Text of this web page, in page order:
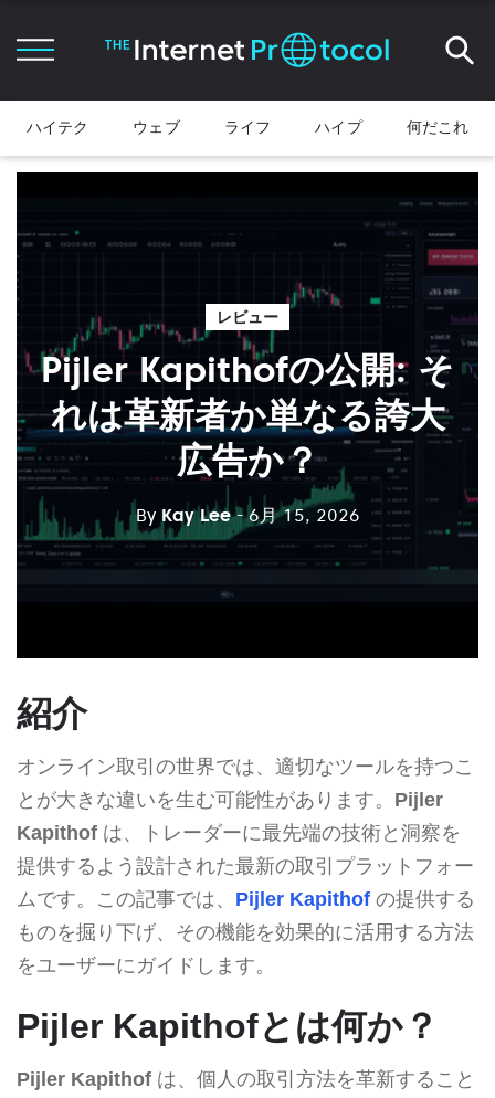
ハイテク ウェブ ライフ ハイプ 何だこれ
レビュー
Pijler Kapithofの公開: そ
れは革新者か単なる誇大
広告か？
By Kay Lee - 6月 15, 2026
紹介
オンライン取引の世界では、適切なツールを持つこ
とが大きな違いを生む可能性があります。 Pijler
Kapithof は、トレーダーに最先端の技術と洞察を
提供するよう設計された最新の取引プラットフォー
ムです。この記事では、 Pijler Kapithof の提供する
ものを掘り下げ、その機能を効果的に活用する方法
をユーザーにガイドします。
Pijler Kapithofとは何か？
Pijler Kapithof は、個人の取引方法を革新すること